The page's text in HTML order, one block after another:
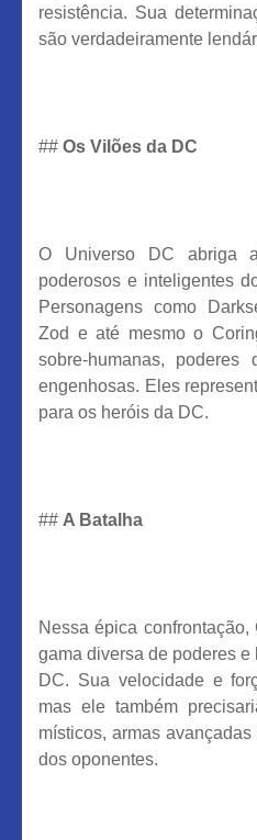
resistência. Sua
são verdadeiramente
## Os Vilões da DC
O Universo DC abriga
poderosos e inteligentes
Personagens como
Zod e até mesmo o
sobre-humanas, poderes
engenhosas. Eles
para os heróis da DC.
## A Batalha
Nessa épica
gama diversa de poderes
DC. Sua velocidade e
mas ele também
místicos, armas
dos oponentes.